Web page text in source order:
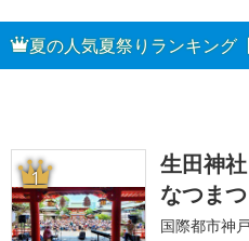
夏の人気夏祭りランキング
1
生田神
なつま
国際都市神